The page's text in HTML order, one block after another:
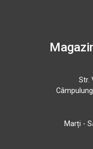
Str.
Marți -